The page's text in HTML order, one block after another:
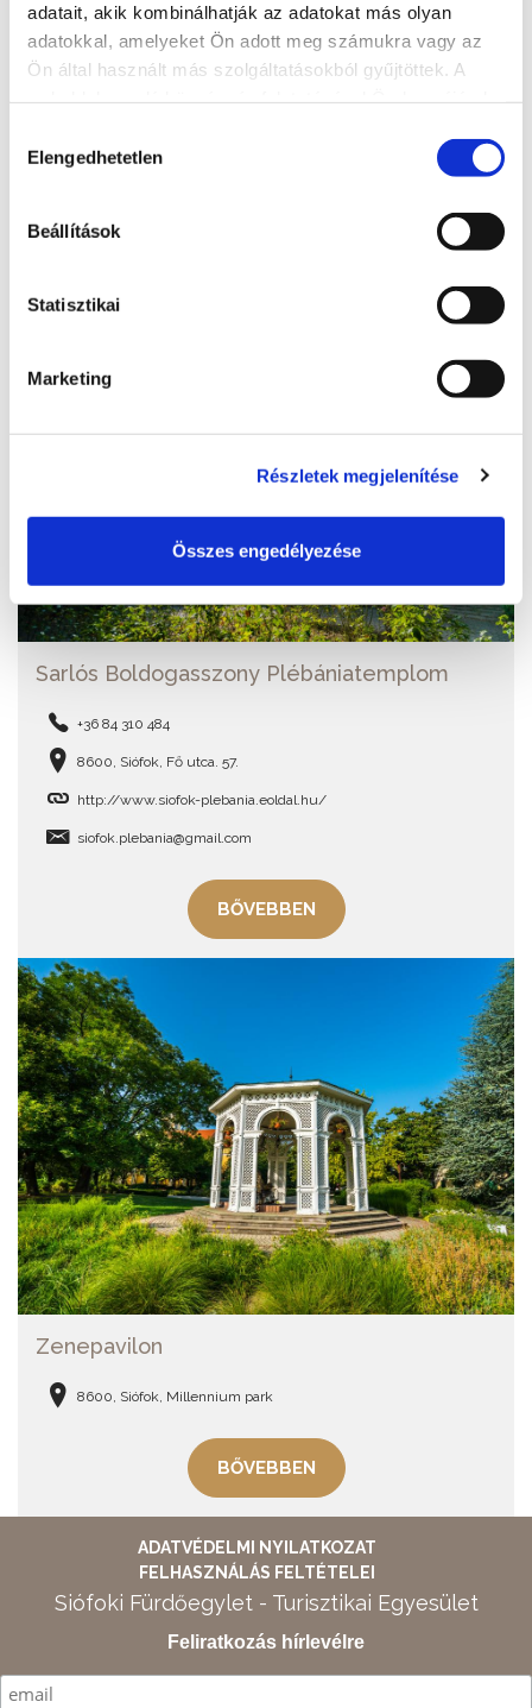
adatait, akik kombinálhatják az adatokat más olyan
adatokkal, amelyeket Ön adott meg számukra vagy az
Ön által használt más szolgáltatásokból gyűjtöttek. A
kiválasztása
Elengedhetetlen
Beállítások
Statisztikai
Marketing
Részletek megjelenítése
Összes engedélyezése
8600, Siófok, Isztria sétány
Sarlós Boldogasszony Plébániatemplom
+36 84 310 484
8600, Siófok, Fő utca. 57.
http://www.siofok-plebania.eoldal.hu/
siofok.plebania@gmail.com
BŐVEBBEN
Zenepavilon
8600, Siófok, Millennium park
BŐVEBBEN
ADATVÉDELMI NYILATKOZAT
FELHASZNÁLÁS FELTÉTELEI
Siófoki Fürdőegylet - Turisztikai Egyesület
Feliratkozás hírlevélre